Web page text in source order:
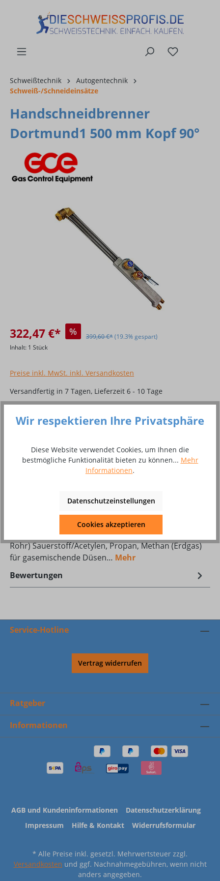
Schweißtechnik
Autogentechnik
Schweiß-/Schneideinsätze
Handschneidbrenner
Dortmund1 500 mm Kopf 90°
Bildergalerie überspringen
322,47 €* % 399,60 €*(19.3% gespart)
Inhalt: 1 Stück
Preise inkl. MwSt. inkl. Versandkosten
Versandfertig in 7 Tagen, Lieferzeit 6 - 10 Tage
Produkt Anzahl: Gib den gewünschten
In den Warenkorb
Zum Merkzettel hinzufügen
Beschreibung
Handschneidbrenner Dortmund I mit Federhebel (3-
Rohr) Sauerstoff/Acetylen, Propan, Methan (Erdgas)
für gasemischende Düsen… Mehr
Bewertungen
Service-Hotline
Vertrag widerrufen
Ratgeber
Informationen
AGB und Kundeninformationen
Datenschutzerklärung
Impressum
Hilfe & Kontakt Widerrufsformular
* Alle Preise inkl. gesetzl. Mehrwertsteuer zzgl.
Versandkosten und ggf. Nachnahmegebühren, wenn nicht
anders angegeben.
Wir respektieren Ihre Privatsphäre
Diese Website verwendet Cookies, um Ihnen die
bestmögliche Funktionalität bieten zu können... Mehr
Informationen.
Datenschutzeinstellungen
Cookies akzeptieren